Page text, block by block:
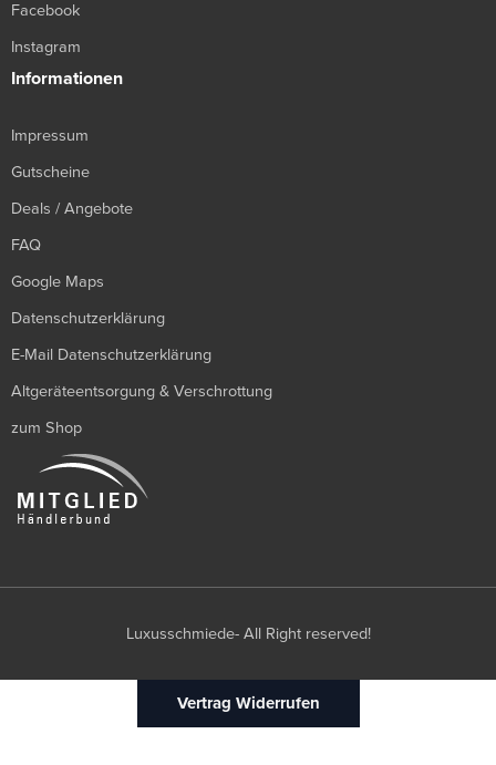
Facebook
Instagram
Informationen
Impressum
Gutscheine
Deals / Angebote
FAQ
Google Maps
Datenschutzerklärung
E-Mail Datenschutzerklärung
Altgeräteentsorgung & Verschrottung
zum Shop
Luxusschmiede- All Right reserved!
Vertrag Widerrufen